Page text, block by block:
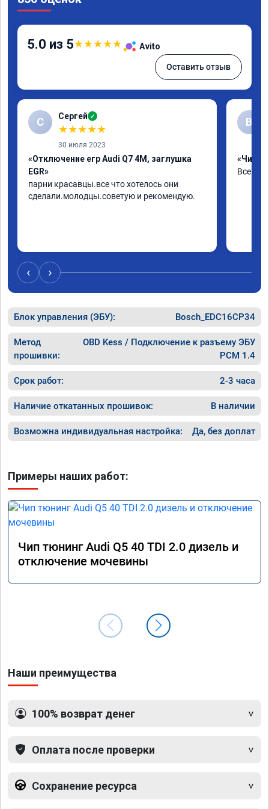
5.0 из 5★★★★★ Avito
Оставить отзыв
С Сергей ✓
★★★★★
30 июля 2023
«Отключение егр Audi Q7 4M, заглушка
EGR»
парни красавцы.все что хотелось они
сделали.молодцы.советую и рекомендую.
В
«Чип
Все
‹ ›
Блок управления (ЭБУ): Bosch_EDC16CP34
Метод
прошивки:
OBD Kess / Подключение к разъему ЭБУ
PCM 1.4
Срок работ: 2-3 часа
Наличие откатанных прошивок: В наличии
Возможна индивидуальная настройка: Да, без доплат
Примеры наших работ:
Чип тюнинг Audi Q5 40 TDI 2.0 дизель и
отключение мочевины
Наши преимущества
100% возврат денег
Оплата после проверки
Сохранение ресурса